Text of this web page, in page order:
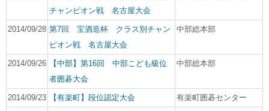
チャンピオン戦 名古屋大会
2014/09/28 第7回 宝酒造杯 クラス別チャン
ピオン戦 名古屋大会
中部総本部
2014/09/26
【中部】第16回 中部こども級位
者囲碁大会
中部総本部
2014/09/23 【有楽町】段位認定大会 有楽町囲碁センター